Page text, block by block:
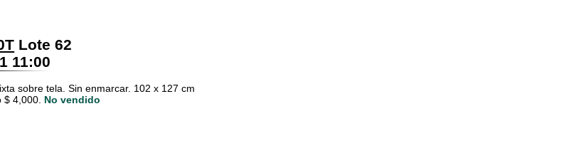
Lote 62
11:00
sobre tela. Sin enmarcar. 102 x 127 cm
$ 4,000. No vendido